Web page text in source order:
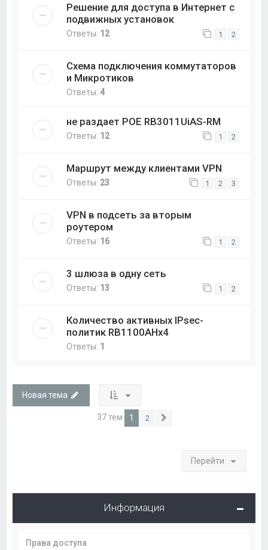
Решение для доступа в Интернет с
подвижных установок
Ответы: 12 1 2
Схема подключения коммутаторов
и Микротиков
Ответы:4
не раздает POE RB3011UiAS-RM
Ответы: 12 1 2
Маршрут между клиентами VPN
Ответы: 23 1 2 3
VPN в подсеть за вторым
роутером
Ответы: 16 1 2
3 шлюза в одну сеть
Ответы: 13 1 2
Количество активных IPsec-
политик RB1100AHx4
Ответы: 1
Новая тема
37 тем 1 2
Перейти
Информация
Права доступа